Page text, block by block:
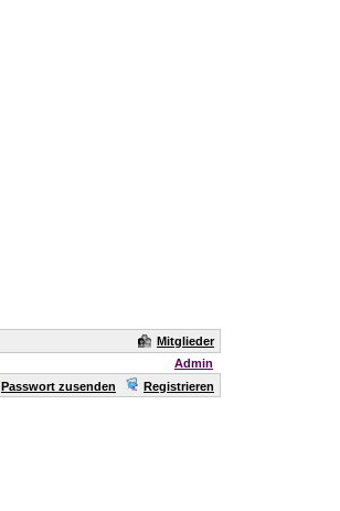
Mitglieder
Admin
Passwort zusenden Registrieren